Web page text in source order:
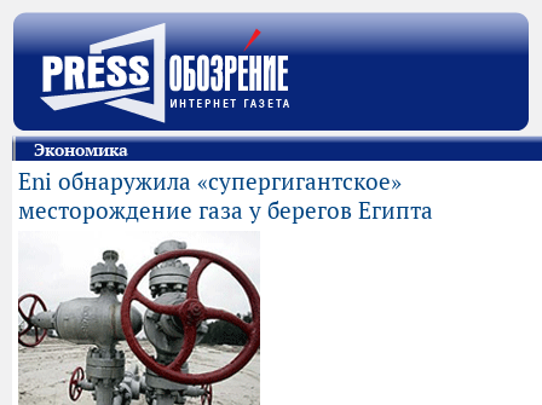
Экономика
Eni обнаружила «супергигантское»
месторождение газа у берегов Египта